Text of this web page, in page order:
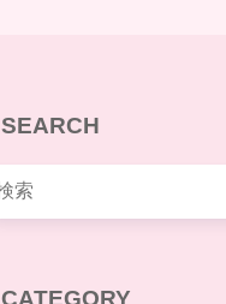
SEARCH
CATEGORY